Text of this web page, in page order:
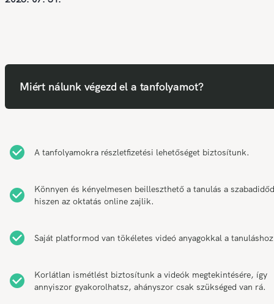
Miért nálunk végezd el a tanfolyamot?
A tanfolyamokra részletfizetési lehetőséget biztosítunk.
Könnyen és kényelmesen beilleszthető a tanulás a
hiszen az oktatás online zajlik.
Saját platformod van tökéletes videó anyagokkal a
Korlátlan ismétlést biztosítunk a videók megtekintésére, így
annyiszor gyakorolhatsz, ahányszor csak szükséged van rá.